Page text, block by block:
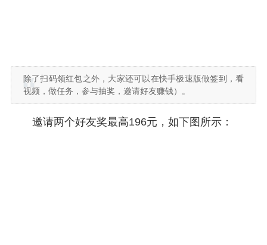
除了扫码领红包之外，大家还可以在快手极速版做签到，看
视频，做任务，参与抽奖，邀请好友赚钱）。
邀请两个好友奖最高196元，如下图所示：